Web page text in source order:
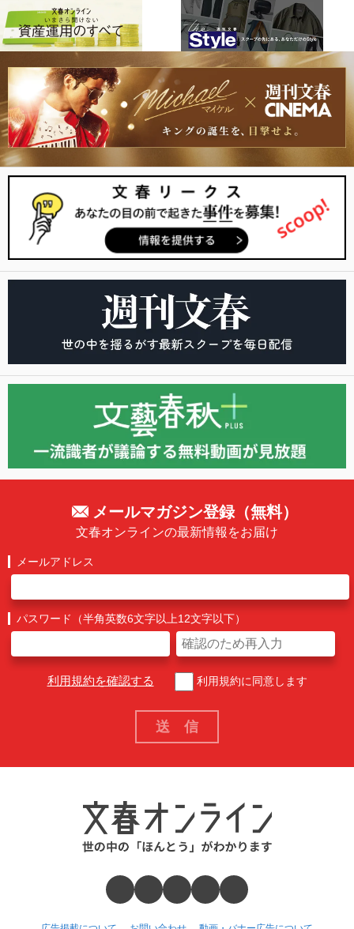
メールマガジン登録（無料）
文春オンラインの最新情報をお届け
メールアドレス
パスワード（半角英数6文字以上12文字以下）
利用規約を確認する 利用規約に同意します